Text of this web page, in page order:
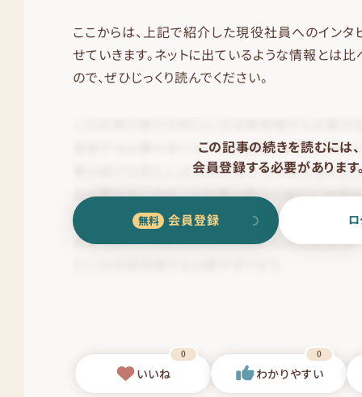
ここからは、上記で紹介した現役社員へのイン
せていきます。ネットに出ているような情報とは
ので、ぜひじっくり読んでください。
この記事の続きを読むには、
会員登録する必要があります
会員登録
いいね
0
わかりやすい
0